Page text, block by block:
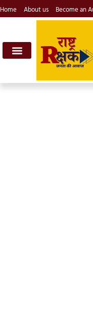
Home About us Become an